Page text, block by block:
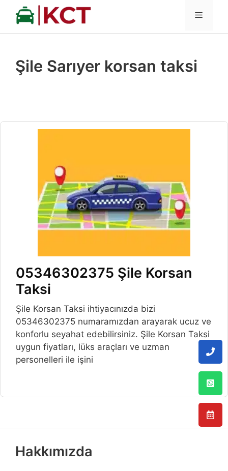
İçeriğe
MENÜ
Şile Sarıyer korsan taksi
05346302375 Şile Korsan
Taksi
Şile Korsan Taksi ihtiyacınızda bizi
05346302375 numaramızdan arayarak ucuz ve
konforlu seyahat edebilirsiniz. Şile Korsan Taksi
uygun fiyatları, lüks araçları ve uzman
personelleri ile işini
Hakkımızda